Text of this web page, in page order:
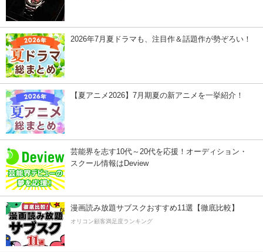
2026年7月夏ドラマも、注目作＆話題作が勢ぞろい！
【夏アニメ2026】7月期夏の新アニメを一挙紹介！
芸能界を志す10代～20代を応援！オーディション・
スクール情報はDeview
漫画読み放題サブスクおすすめ11選【徹底比較】
オリコン顧客満足度ランキング